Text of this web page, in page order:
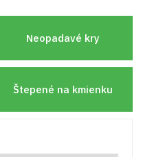
Neopadavé kry
Štepené na kmienku